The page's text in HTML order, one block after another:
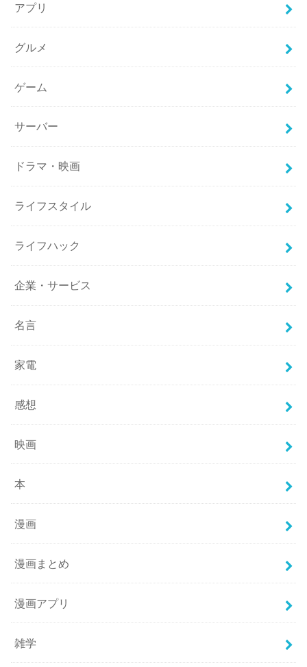
アプリ
グルメ
ゲーム
サーバー
ドラマ・映画
ライフスタイル
ライフハック
企業・サービス
名言
家電
感想
映画
本
漫画
漫画まとめ
漫画アプリ
雑学